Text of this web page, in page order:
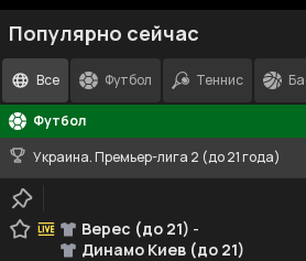
Популярно сейчас
Все Футбол Теннис
Футбол
Украина. Премьер-лига 2 (до 21 года)
Верес (до 21) -
Динамо Киев (до 21)